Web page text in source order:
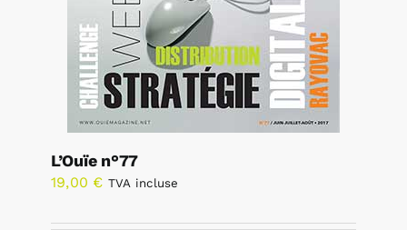
L’Ouïe n°77
19,00 € TVA incluse